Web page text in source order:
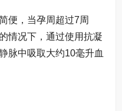
便，当孕周超过7周
情况下，通过使用抗凝
脉中吸取大约10毫升血